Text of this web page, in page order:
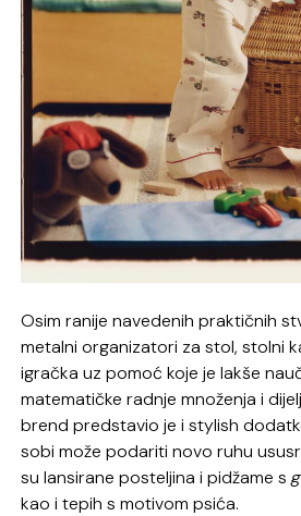
Osim ranije navedenih praktičnih
metalni organizatori za stol, stolni
igračka uz pomoć koje je lakše
matematičke radnje množenja i
brend predstavio je i stylish
sobi može podariti novo ruhu
su lansirane posteljina i pidžame s
kao i tepih s motivom psića.